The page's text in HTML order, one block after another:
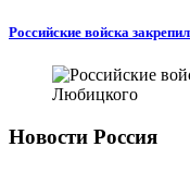
Российские войска
Новости Россия